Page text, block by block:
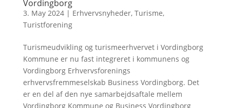
Vordingborg
3. May 2024| Erhvervsnyheder, Turisme,
Turistforening
Turismeudvikling og turismeerhvervet i Vordingborg
Kommune er nu fast integreret i kommunens og
Vordingborg Erhvervsforenings
erhvervsfremmeselskab Business Vordingborg. Det
er en del af den nye samarbejdsaftale mellem
Vordingborg Kommune og Business Vordingborg